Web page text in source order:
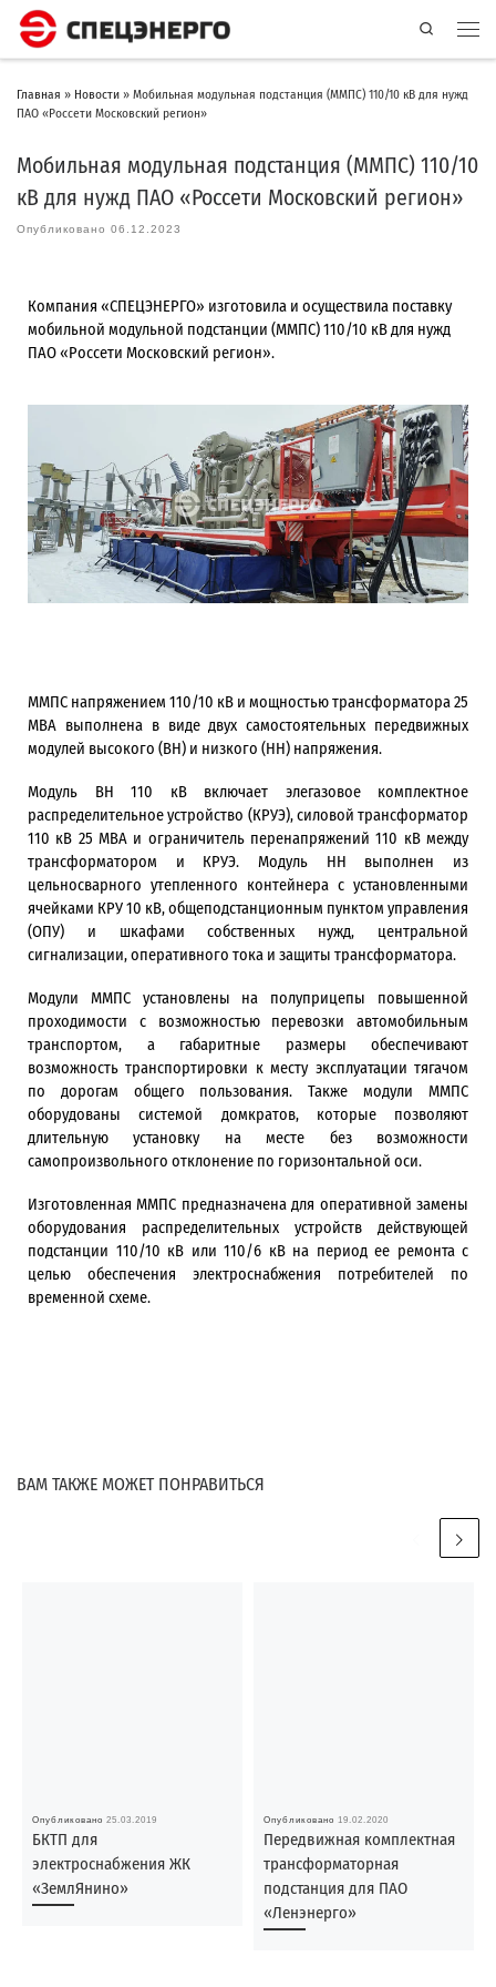
Search
Главная » Новости » Мобильная модульная подстанция (ММПС) 110/10 кВ для нужд
ПАО «Россети Московский регион»
Мобильная модульная подстанция (ММПС) 110/10
кВ для нужд ПАО «Россети Московский регион»
Опубликовано 06.12.2023
Компания «СПЕЦЭНЕРГО» изготовила и осуществила поставку
мобильной модульной подстанции (ММПС) 110/10 кВ для нужд
ПАО «Россети Московский регион».
ММПС напряжением 110/10 кВ и мощностью трансформатора 25
МВА выполнена в виде двух самостоятельных передвижных
модулей высокого (ВН) и низкого (НН) напряжения.
Модуль ВН 110 кВ включает элегазовое комплектное
распределительное устройство (КРУЭ), силовой трансформатор
110 кВ 25 МВА и ограничитель перенапряжений 110 кВ между
трансформатором и КРУЭ. Модуль НН выполнен из
цельносварного утепленного контейнера с установленными
ячейками КРУ 10 кВ, общеподстанционным пунктом управления
(ОПУ) и шкафами собственных нужд, центральной
сигнализации, оперативного тока и защиты трансформатора.
Модули ММПС установлены на полуприцепы повышенной
проходимости с возможностью перевозки автомобильным
транспортом, а габаритные размеры обеспечивают
возможность транспортировки к месту эксплуатации тягачом
по дорогам общего пользования. Также модули ММПС
оборудованы системой домкратов, которые позволяют
длительную установку на месте без возможности
самопроизвольного отклонение по горизонтальной оси.
Изготовленная ММПС предназначена для оперативной замены
оборудования распределительных устройств действующей
подстанции 110/10 кВ или 110/6 кВ на период ее ремонта с
целью обеспечения электроснабжения потребителей по
временной схеме.
ВАМ ТАКЖЕ МОЖЕТ ПОНРАВИТЬСЯ
Опубликовано25.03.2019
БКТП для
электроснабжения ЖК
«ЗемлЯнино»
Опубликовано19.02.2020
Передвижная комплектная
трансформаторная
подстанция для ПАО
«Ленэнерго»